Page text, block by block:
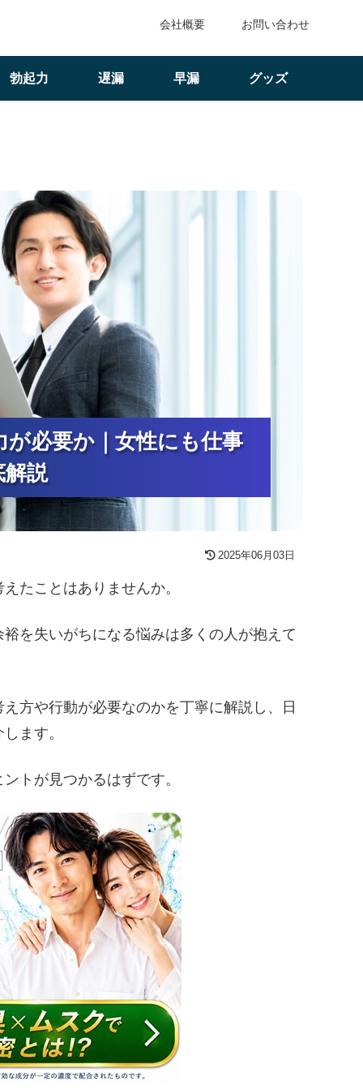
会社概要 お問い合わせ
勃起力 遅漏 早漏 グッズ
事にも一目置かれる魅力と方法を徹底解説
必要か｜女性にも仕事
説
必要か｜女性にも仕事
説
必要か｜女性にも仕事
説
2025年06月03日
たことはありませんか。
を失いがちになる悩みは多くの人が抱えて
方や行動が必要なのかを丁寧に解説し、日
ます。
トが見つかるはずです。